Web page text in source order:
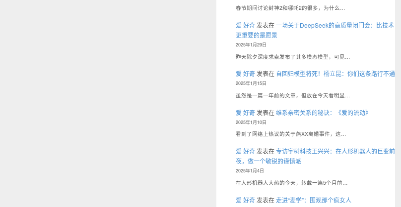
春节期间讨论封神2和哪吒2的很多，为什么…
爱 好奇 发表在一场关于DeepSeek的高质量闭门会：比技术
更重要的是愿景
2025年1月29日
昨天除夕深度求索发布了其多模态模型，可见…
爱 好奇 发表在 自回归模型将死！杨立昆：你们这条路行不通
2025年1月15日
虽然是一篇一年前的文章，但放在今天看明显…
爱 好奇 发表在维系亲密关系的秘诀：《爱的流动》
2025年1月10日
看到了网络上热议的关于燕XX离婚事件，这…
爱 好奇 发表在专访宇树科技王兴兴：在人形机器人的巨变前
夜，做一个敏锐的谨慎派
2025年1月4日
在人形机器人大热的今天，转载一篇5个月前…
爱 好奇 发表在走进“麦学”：围观那个疯女人